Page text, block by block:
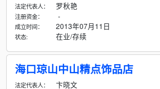
法定代表人： 罗秋艳
注册资金： -
成立时间： 2013年07月11日
状态: 在业/存续
海口琼山中山精点饰品店
法定代表人： 卞晓文